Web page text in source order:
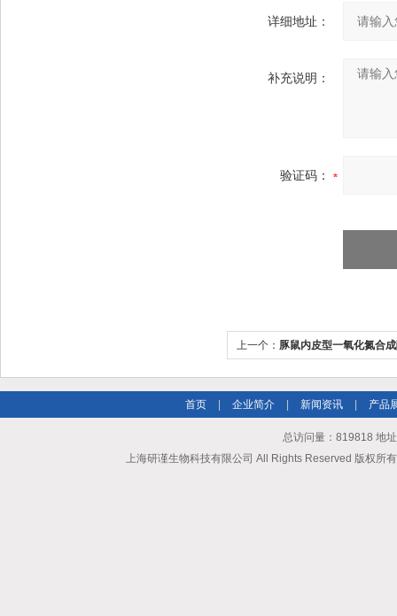
详细地址：
补充说明：
验证码：
上一个： 豚鼠内皮型一氧化氮合
首页 企业简介 新闻资讯 产品
总访问量：819818 地
上海研谨生物科技有限公司 All Rights Reserved 版权所